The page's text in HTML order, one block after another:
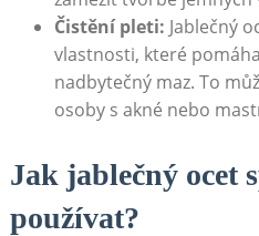
Čistění pleti: Jablečný
vlastnosti, které
nadbytečný maz. To
osoby s akné nebo
Jak jablečný ocet
používat?